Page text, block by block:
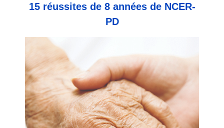
15 réussites de 8 années de NCER-
PD